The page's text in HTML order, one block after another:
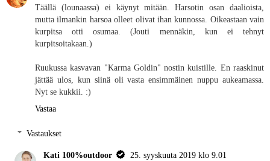
Täällä (lounaassa) ei käynyt mitään. Harsotin osan daalioista,
mutta ilmankin harsoa olleet olivat ihan kunnossa. Oikeastaan vain
kurpitsa otti osumaa. (Jouti mennäkin, kun ei tehnyt
kurpitsoitakaan.)
Ruukussa kasvavan "Karma Goldin" nostin kuistille. En raaskinut
jättää ulos, kun siinä oli vasta ensimmäinen nuppu aukeamassa.
Nyt se kukkii. :)
Vastaa
Vastaukset
Kati 100%outdoor
25. syyskuuta 2019 klo 9.01